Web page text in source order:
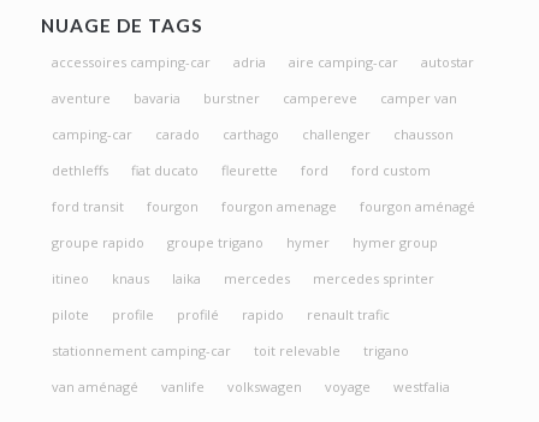
NUAGE DE TAGS
accessoires camping-car adria aire camping-car
autostar
aventure
bavaria burstner campereve
camper van
camping-car
carado carthago challenger
chausson
dethleffs
fiat ducato fleurette ford
ford custom
ford transit
fourgon fourgon amenage
fourgon aménagé
groupe rapido
groupe trigano hymer
hymer group
itineo
knaus laika mercedes
mercedes sprinter
pilote
profile profilé rapido
renault trafic
stationnement camping-car
toit relevable
trigano
van aménagé
vanlife volkswagen voyage westfalia